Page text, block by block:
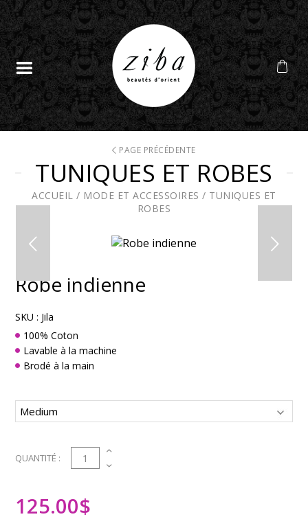
PAGE PRÉCÉDENTE
TUNIQUES ET ROBES
ACCUEIL / MODE ET ACCESSOIRES / TUNIQUES ET
ROBES
Robe indienne
SKU : Jila
100% Coton
Lavable à la machine
Brodé à la main
QUANTITÉ : 1
125.00$